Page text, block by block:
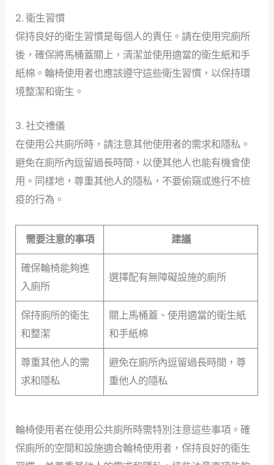
2. 衛生習慣
保持良好的衛生習慣是每個人的責任。請在使用完廁所
後，確保將馬桶蓋關上，清潔並使用適當的衛生紙和手
紙棉。輪椅使用者也應該遵守這些衛生習慣，以保持環
境整潔和衛生。
3. 社交禮儀
在使用公共廁所時，請注意其他使用者的需求和隱私。
避免在廁所內逗留過長時間，以便其他人也能有機會使
用。同樣地，尊重其他人的隱私，不要偷窺或進行不檢
疫的行為。
需要注意的事項 建議
確保輪椅能夠進
入廁所
選擇配有無障礙設施的廁所
保持廁所的衛生
和整潔
關上馬桶蓋、使用適當的衛生紙
和手紙棉
尊重其他人的需
求和隱私
避免在廁所內逗留過長時間，尊
重他人的隱私
輪椅使用者在使用公共廁所時需特別注意這些事項。確
保廁所的空間和設施適合輪椅使用者，保持良好的衛生